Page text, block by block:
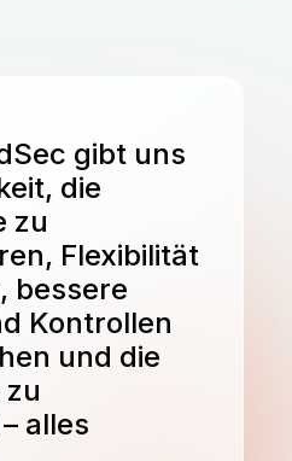
gibt uns
die
zu
Flexibilität
bessere
Kontrollen
und die
zu
alles